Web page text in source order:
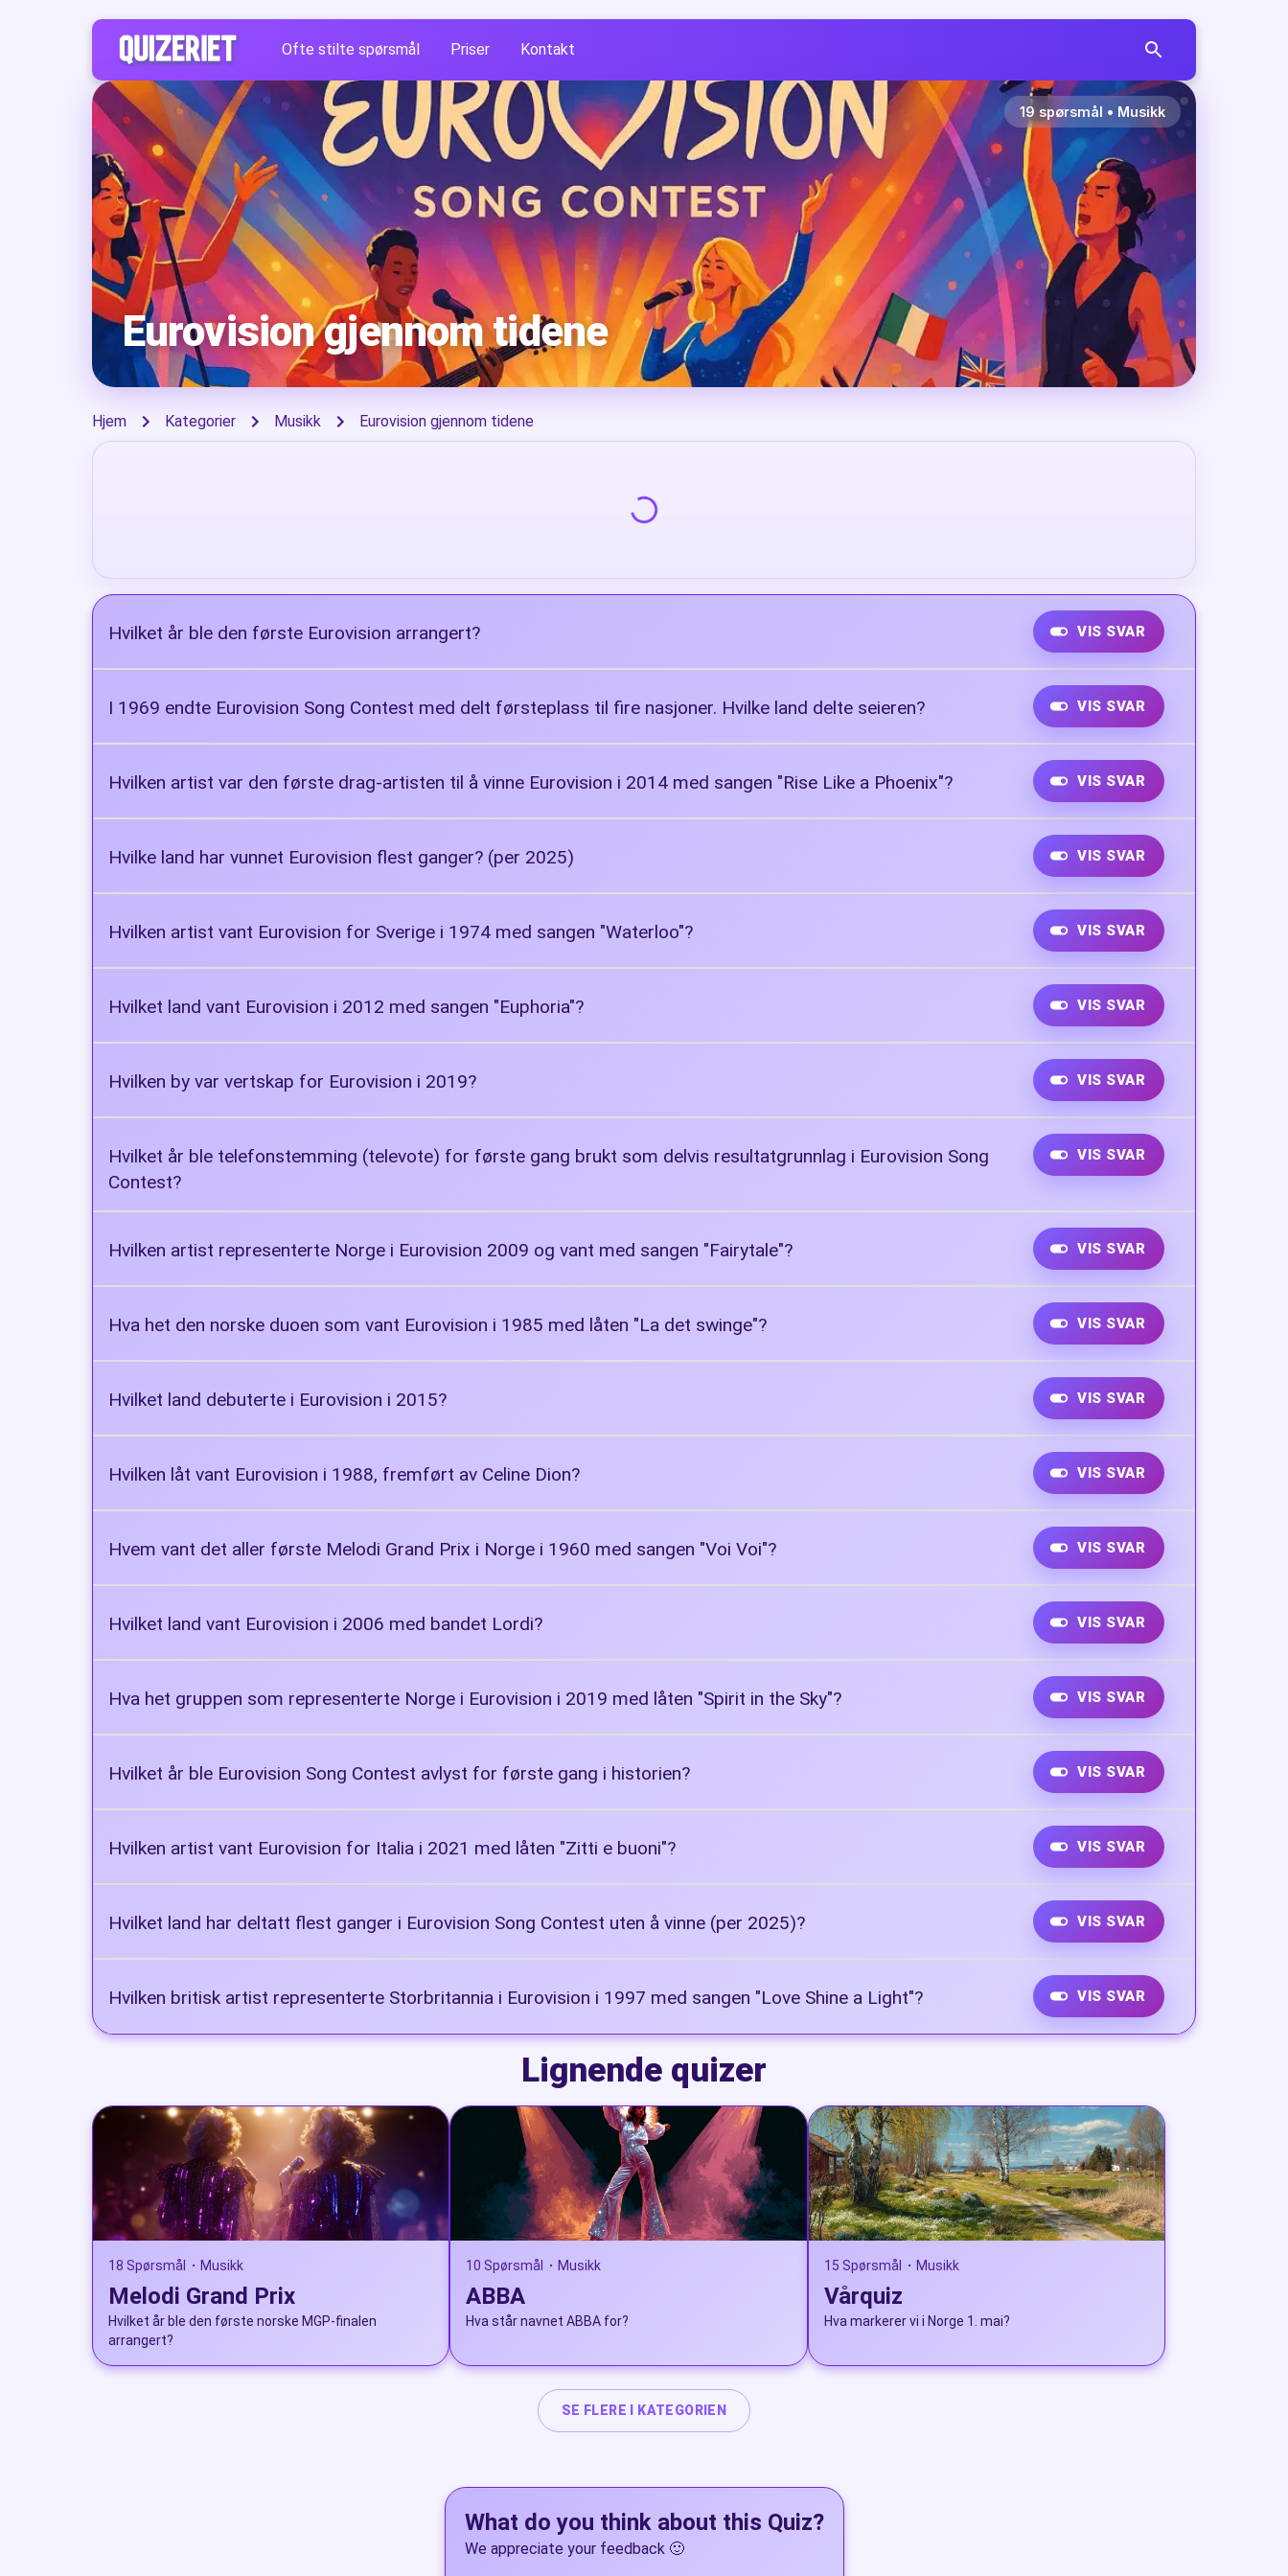
Ofte stilte spørsmål Priser Kontakt
19 spørsmål • Musikk
Eurovision gjennom tidene
Hjem Kategorier Musikk Eurovision gjennom tidene
Hvilket år ble den første Eurovision arrangert? VIS SVAR
I 1969 endte Eurovision Song Contest med delt førsteplass til fire nasjoner. Hvilke land delte seieren? VIS SVAR
Hvilken artist var den første drag-artisten til å vinne Eurovision i 2014 med sangen "Rise Like a Phoenix"? VIS SVAR
Hvilke land har vunnet Eurovision flest ganger? (per 2025) VIS SVAR
Hvilken artist vant Eurovision for Sverige i 1974 med sangen "Waterloo"? VIS SVAR
Hvilket land vant Eurovision i 2012 med sangen "Euphoria"? VIS SVAR
Hvilken by var vertskap for Eurovision i 2019? VIS SVAR
Hvilket år ble telefonstemming (televote) for første gang brukt som delvis resultatgrunnlag i Eurovision Song
Contest?
VIS SVAR
Hvilken artist representerte Norge i Eurovision 2009 og vant med sangen "Fairytale"? VIS SVAR
Hva het den norske duoen som vant Eurovision i 1985 med låten "La det swinge"? VIS SVAR
Hvilket land debuterte i Eurovision i 2015? VIS SVAR
Hvilken låt vant Eurovision i 1988, fremført av Celine Dion? VIS SVAR
Hvem vant det aller første Melodi Grand Prix i Norge i 1960 med sangen "Voi Voi"? VIS SVAR
Hvilket land vant Eurovision i 2006 med bandet Lordi? VIS SVAR
Hva het gruppen som representerte Norge i Eurovision i 2019 med låten "Spirit in the Sky"? VIS SVAR
Hvilket år ble Eurovision Song Contest avlyst for første gang i historien? VIS SVAR
Hvilken artist vant Eurovision for Italia i 2021 med låten "Zitti e buoni"? VIS SVAR
Hvilket land har deltatt flest ganger i Eurovision Song Contest uten å vinne (per 2025)? VIS SVAR
Hvilken britisk artist representerte Storbritannia i Eurovision i 1997 med sangen "Love Shine a Light"? VIS SVAR
Katrina and the Waves
Lignende quizer
18 Spørsmål • Musikk
Melodi Grand Prix
Hvilket år ble den første norske MGP-finalen
arrangert?
10 Spørsmål • Musikk
ABBA
Hva står navnet ABBA for?
15 Spørsmål • Musikk
Vårquiz
Hva markerer vi i Norge 1. mai?
SE FLERE I KATEGORIEN
What do you think about this Quiz?
We appreciate your feedback 🙂